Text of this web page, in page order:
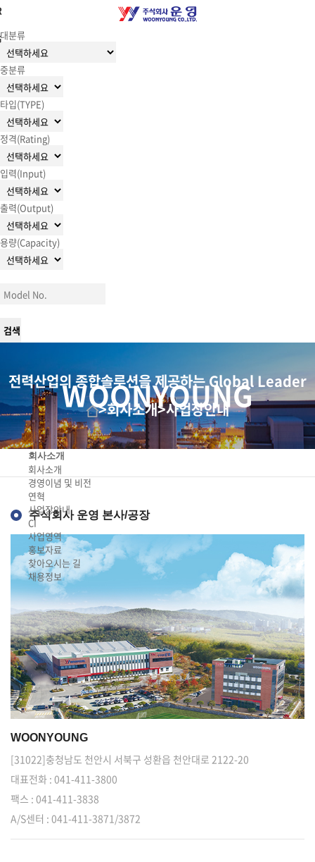
대분류
중분류
타입(TYPE)
정격(Rating)
입력(Input)
출력(Output)
용량(Capacity)
전력산업의 종합솔루션을 제공하는 Global Leader
WOONYOUNG
>회사소개>사업장안내
회사소개
회사소개
경영이념 및 비전
연혁
사업장안내
CI
사업영역
홍보자료
찾아오시는 길
채용정보
주식회사 운영 본사/공장
WOONYOUNG
[31022]충청남도 천안시 서북구 성환읍 천안대로 2122-20
대표전화 : 041-411-3800
팩스 : 041-411-3838
A/S센터 : 041-411-3871/3872